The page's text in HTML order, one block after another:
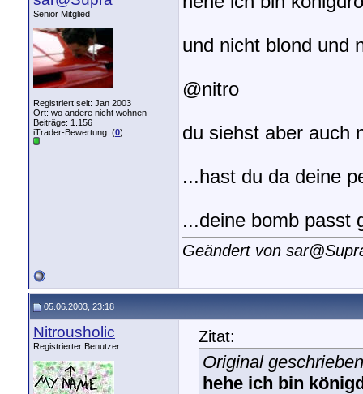
Senior Mitglied
Registriert seit: Jan 2003
Ort: wo andere nicht wohnen
Beiträge: 1.156
iTrader-Bewertung: (0)
und nicht blond und
@nitro
du siehst aber auch
...hast du da deine
...deine bomb passt
Geändert von
05.06.2003, 23:18
Nitrousholic
Registrierter Benutzer
Zitat:
Original
hehe ich bin